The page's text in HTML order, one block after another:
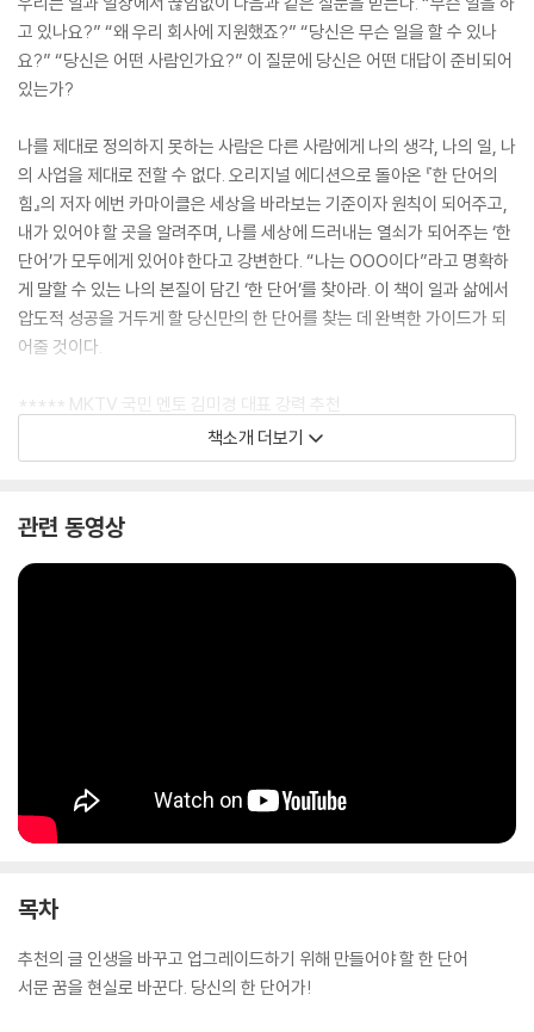
고 있나요?” “왜 우리 회사에 지원했죠?” “당신은 무슨 일을 할 수 있나
요?” “당신은 어떤 사람인가요?” 이 질문에 당신은 어떤 대답이 준비되어
있는가?
나를 제대로 정의하지 못하는 사람은 다른 사람에게 나의 생각, 나의 일, 나
의 사업을 제대로 전할 수 없다. 오리지널 에디션으로 돌아온 『한 단어의
힘』의 저자 에번 카마이클은 세상을 바라보는 기준이자 원칙이 되어주고,
내가 있어야 할 곳을 알려주며, 나를 세상에 드러내는 열쇠가 되어주는 ‘한
단어’가 모두에게 있어야 한다고 강변한다. “나는 OOO이다”라고 명확하
게 말할 수 있는 나의 본질이 담긴 ‘한 단어’를 찾아라. 이 책이 일과 삶에서
압도적 성공을 거두게 할 당신만의 한 단어를 찾는 데 완벽한 가이드가 되
어줄 것이다.
***** MKTV 국민 멘토 김미경 대표 강력 추천
***** 구독자 370만 명, 누적 조회수 6억 회 유튜브 채널
***** [포브스], [Inc.] 선정 소셜마케팅 리더
책소개 더보기
관련 동영상
목차
추천의 글 인생을 바꾸고 업그레이드하기 위해 만들어야 할 한 단어
서문 꿈을 현실로 바꾼다. 당신의 한 단어가!